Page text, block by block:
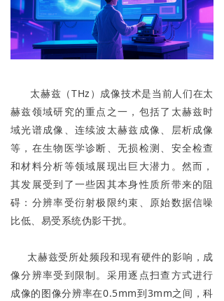
太赫兹（THz）成像技术是当前人们在太
赫兹领域研究的重点之一，包括了太赫兹时
域光谱成像、连续波太赫兹成像、层析成像
等，在生物医学诊断、无损检测、安全检查
和材料分析等领域展现出巨大潜力。然而，
其发展受到了一些因其本身性质所带来的阻
碍：分辨率受衍射极限约束、原始数据信噪
比低、易受系统伪影干扰。
太赫兹受所处频段和现有硬件的影响，成
像分辨率受到限制。采用逐点扫查方式进行
成像的图像分辨率在0.5mm到3mm之间，科